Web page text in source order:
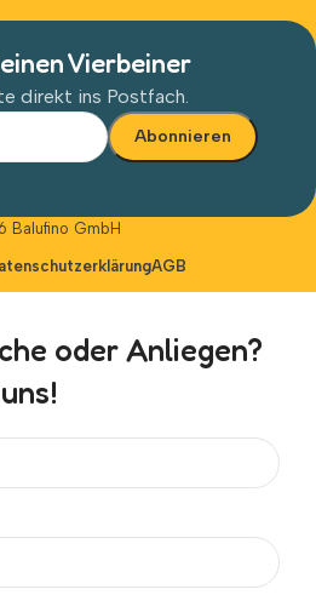
Vierbeiner
direkt ins Postfach.
Balufino GmbH
AGB
oder Anliegen?